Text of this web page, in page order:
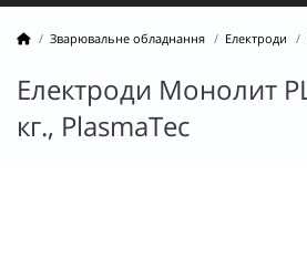
Зварювальне обладнання Електроди
Електроди Монолит
кг., PlasmaTec